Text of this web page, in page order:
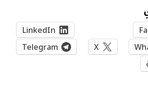
LinkedIn
X
Telegram